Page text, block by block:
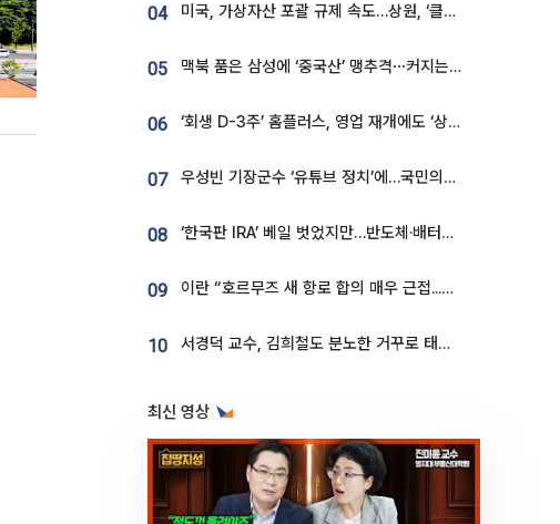
04 미국, 가상자산 포괄 규제 속도…상원, ‘클래리티법’ 9월 절차투표 추진
05 맥북 품은 삼성에 ‘중국산’ 맹추격⋯커지는 노트북 OLED 시장
06 ‘회생 D-3주’ 홈플러스, 영업 재개에도 ‘상품 공급망’ 복구가 생존 관건
07 우성빈 기장군수 ‘유튜브 정치’에…국민의힘 군의원들 집단 반발
08 ‘한국판 IRA’ 베일 벗었지만…반도체·배터리 업계 “시행령이 관건”
09 이란 “호르무즈 새 항로 합의 매우 근접...미국 배상 먼저”
10 서경덕 교수, 김희철도 분노한 거꾸로 태극기⋯"엉터리는 아냐, 아쉬울 뿐"
최신 영상